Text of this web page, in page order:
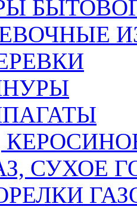
СУХОЕ